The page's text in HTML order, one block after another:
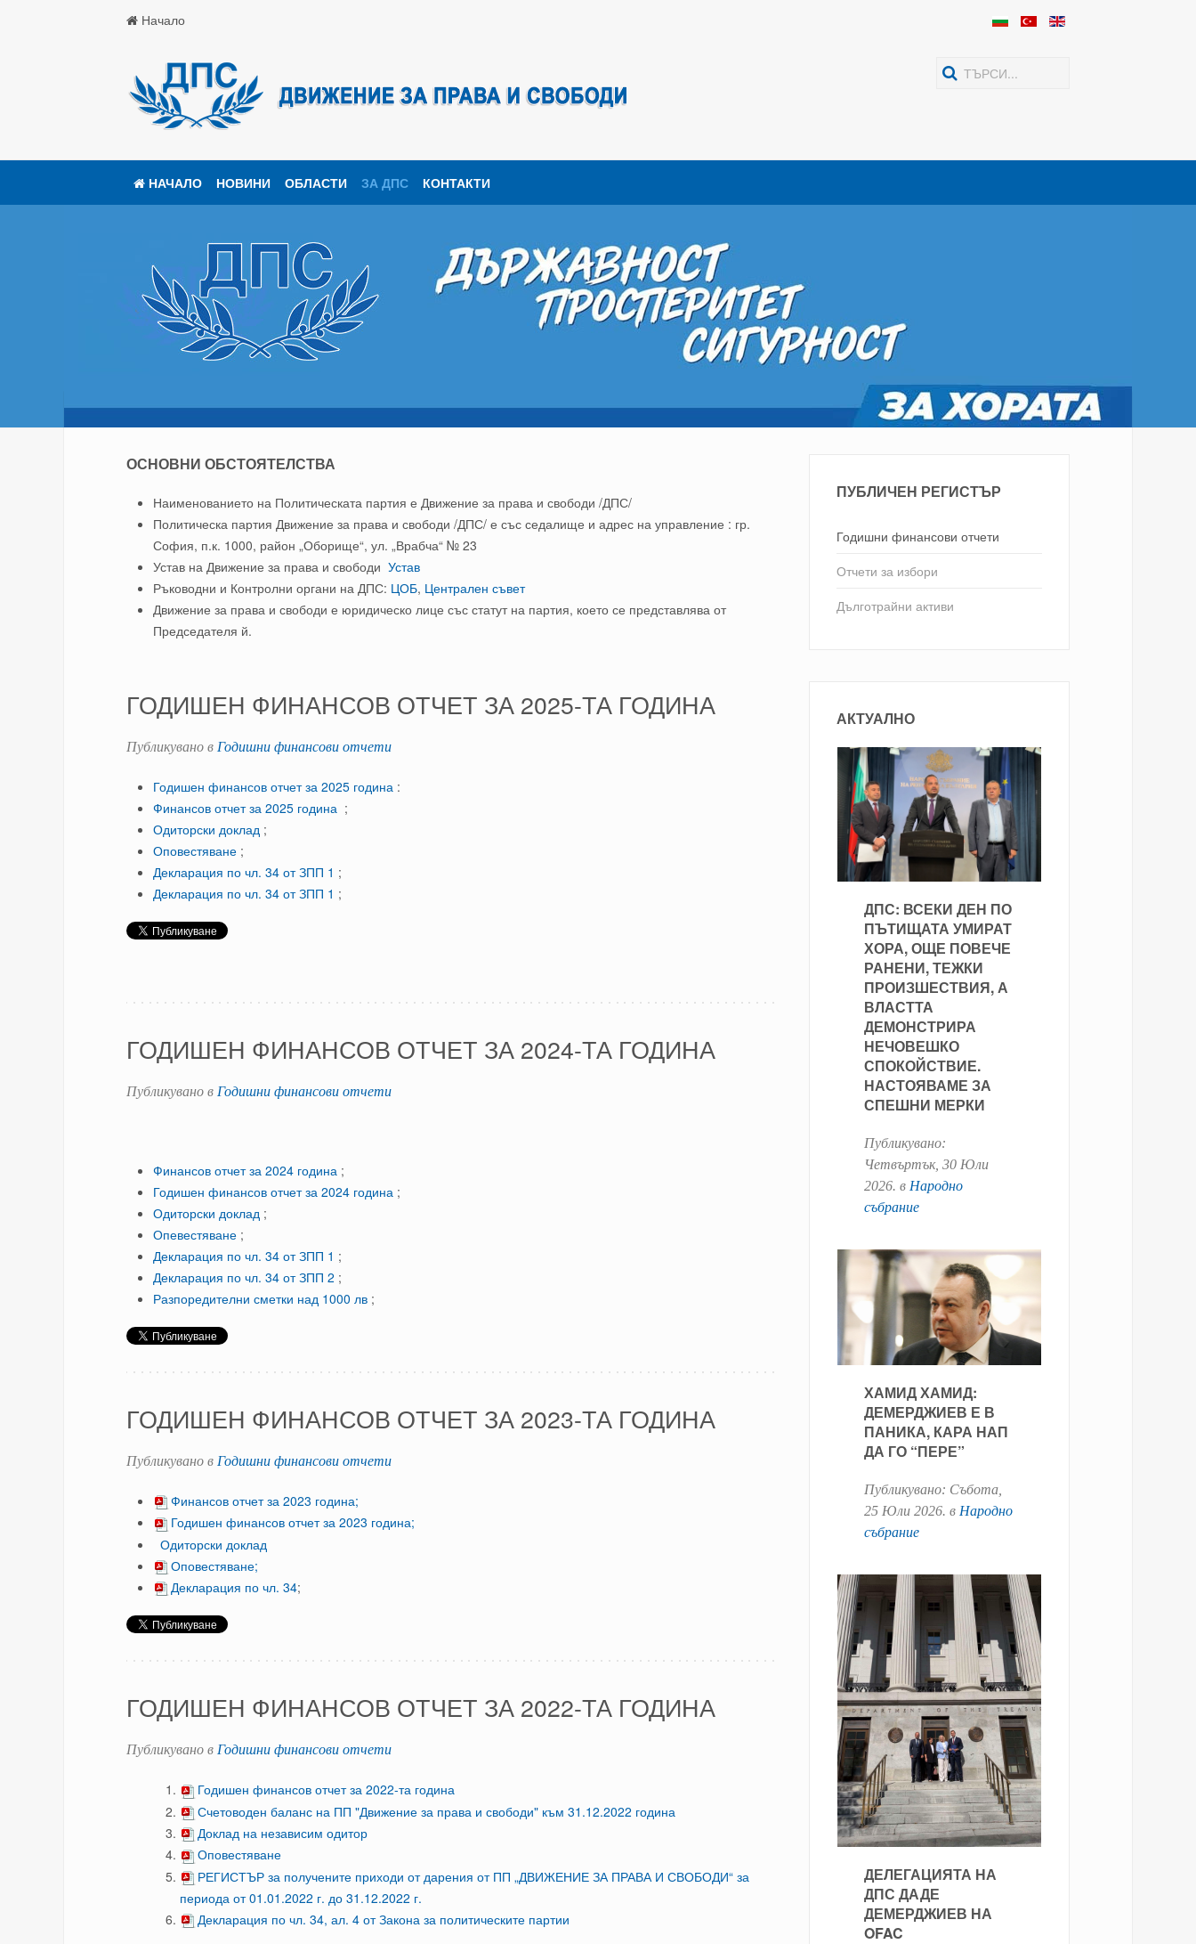
Начало
НАЧАЛО НОВИНИ ОБЛАСТИ ЗА ДПС КОНТАКТИ
ОСНОВНИ ОБСТОЯТЕЛСТВА
Наименованието на Политическата партия е Движение за права и свободи /ДПС/
Политическа партия Движение за права и свободи /ДПС/ е със седалище и адрес на управление : гр.
София, п.к. 1000, район „Оборище“, ул. „Врабча“ № 23
Устав на Движение за права и свободи Устав
Ръководни и Контролни органи на ДПС: ЦОБ, Централен съвет
Движение за права и свободи е юридическо лице със статут на партия, което се представлява от
Председателя й.
ГОДИШЕН ФИНАНСОВ ОТЧЕТ ЗА 2025-ТА ГОДИНА
Публикувано в Годишни финансови отчети
Годишен финансов отчет за 2025 година :
Финансов отчет за 2025 година ;
Одиторски доклад ;
Оповестяване ;
Декларация по чл. 34 от ЗПП 1 ;
Декларация по чл. 34 от ЗПП 1 ;
ГОДИШЕН ФИНАНСОВ ОТЧЕТ ЗА 2024-ТА ГОДИНА
Публикувано в Годишни финансови отчети
Финансов отчет за 2024 година ;
Годишен финансов отчет за 2024 година ;
Одиторски доклад ;
Опевестяване ;
Декларация по чл. 34 от ЗПП 1 ;
Декларация по чл. 34 от ЗПП 2 ;
Разпоредителни сметки над 1000 лв ;
ГОДИШЕН ФИНАНСОВ ОТЧЕТ ЗА 2023-ТА ГОДИНА
Публикувано в Годишни финансови отчети
Финансов отчет за 2023 година;
Годишен финансов отчет за 2023 година;
Одиторски доклад
Оповестяване;
Декларация по чл. 34;
ГОДИШЕН ФИНАНСОВ ОТЧЕТ ЗА 2022-ТА ГОДИНА
Публикувано в Годишни финансови отчети
Годишен финансов отчет за 2022-та година
Счетоводен баланс на ПП "Движение за права и свободи" към 31.12.2022 година
Доклад на независим одитор
Оповестяване
РЕГИСТЪР за получените приходи от дарения от ПП „ДВИЖЕНИЕ ЗА ПРАВА И СВОБОДИ“ за
периода от 01.01.2022 г. до 31.12.2022 г.
Декларация по чл. 34, ал. 4 от Закона за политическите партии
ПУБЛИЧЕН РЕГИСТЪР
Годишни финансови отчети
Отчети за избори
Дълготрайни активи
АКТУАЛНО
ДПС: ВСЕКИ ДЕН ПО
ПЪТИЩАТА УМИРАТ
ХОРА, ОЩЕ ПОВЕЧЕ
РАНЕНИ, ТЕЖКИ
ПРОИЗШЕСТВИЯ, А
ВЛАСТТА
ДЕМОНСТРИРА
НЕЧОВЕШКО
СПОКОЙСТВИЕ.
НАСТОЯВАМЕ ЗА
СПЕШНИ МЕРКИ
Публикувано:
Четвъртък, 30 Юли
2026. в Народно
събрание
ХАМИД ХАМИД:
ДЕМЕРДЖИЕВ Е В
ПАНИКА, КАРА НАП
ДА ГО “ПЕРЕ”
Публикувано: Събота,
25 Юли 2026. в Народно
събрание
ДЕЛЕГАЦИЯТА НА
ДПС ДАДЕ
ДЕМЕРДЖИЕВ НА
OFAC